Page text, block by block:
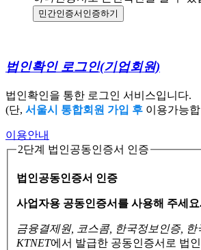
민간인증서 인증하기
법인확인 로그인(기업회원)
법인확인을 통한 로그인 서비스입니다.
(단, 서울시 통합회원 가입 후 이용가능
이용안내
2단계 법인공동인증서 인증
법인공동인증서 인증
사업자용 공동인증서를 사용해 주세
금융결제원, 코스콤, 한국정보인증, 한
KTNET에서 발급한 공동인증서로 법